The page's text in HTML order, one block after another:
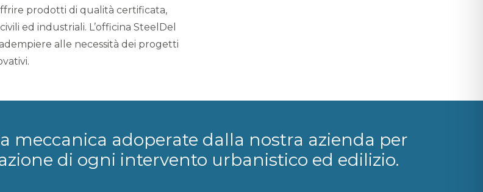
prodotti di qualità certificata,
ed industriali. L’officina SteelDel
alle necessità dei progetti
meccanica adoperate dalla nostra azienda per
di ogni intervento urbanistico ed edilizio.